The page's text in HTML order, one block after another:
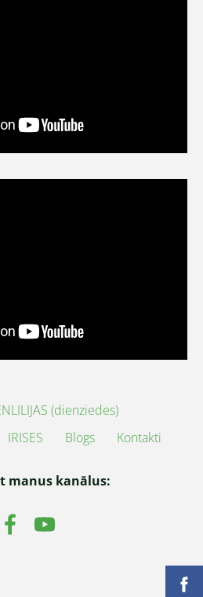
(dienziedes)
IRISES Blogs Kontakti
manus kanālus: